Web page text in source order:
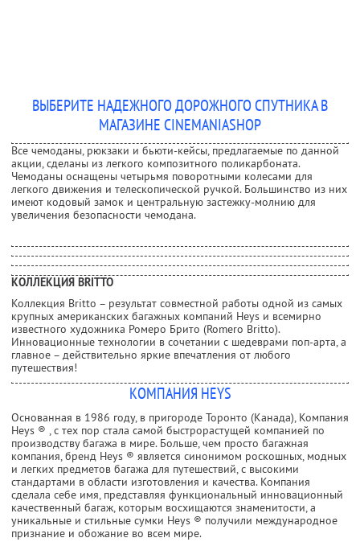
ВЫБЕРИТЕ НАДЕЖНОГО ДОРОЖНОГО СПУТНИКА В
МАГАЗИНЕ CINEMANIASHOP
Все чемоданы, рюкзаки и бьюти-кейсы, предлагаемые по данной
акции, сделаны из легкого композитного поликарбоната.
Чемоданы оснащены четырьмя поворотными колесами для
легкого движения и телескопической ручкой. Большинство из них
имеют кодовый замок и центральную застежку-молнию для
увеличения безопасности чемодана.
КОЛЛЕКЦИЯ BRITTO
Коллекция Britto – результат совместной работы одной из самых
крупных американских багажных компаний Heys и всемирно
известного художника Ромеро Брито (Romero Britto).
Инновационные технологии в сочетании с шедеврами поп-арта, а
главное – действительно яркие впечатления от любого
путешествия!
КОМПАНИЯ HEYS
Основанная в 1986 году, в пригороде Торонто (Канада), Компания
Heys ® , с тех пор стала самой быстрорастущей компанией по
производству багажа в мире. Больше, чем просто багажная
компания, бренд Heys ® является синонимом роскошных, модных
и легких предметов багажа для путешествий, с высокими
стандартами в области изготовления и качества. Компания
сделала себе имя, представляя функциональный инновационный
качественный багаж, которым восхищаются знаменитости, а
уникальные и стильные сумки Heys ® получили международное
признание и обожание во всем мире.